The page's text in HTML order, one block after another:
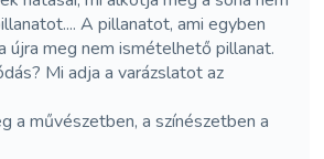
A pillanatot, ami egyben
újra meg nem ismételhető pillanat.
Mi adja a varázslatot az
a művészetben, a színészetben a